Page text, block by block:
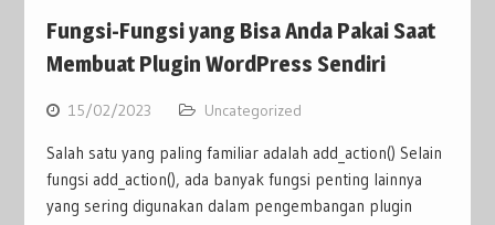
Fungsi-Fungsi yang Bisa Anda Pakai Saat
Membuat Plugin WordPress Sendiri
15/02/2023 Uncategorized
Salah satu yang paling familiar adalah add_action() Selain
fungsi add_action(), ada banyak fungsi penting lainnya
yang sering digunakan dalam pengembangan plugin